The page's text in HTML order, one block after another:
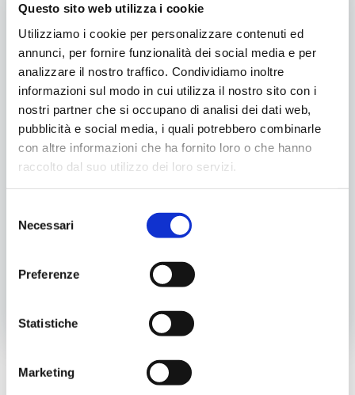
Questo sito web utilizza i cookie
Utilizziamo i cookie per personalizzare contenuti ed
annunci, per fornire funzionalità dei social media e per
analizzare il nostro traffico. Condividiamo inoltre
informazioni sul modo in cui utilizza il nostro sito con i
nostri partner che si occupano di analisi dei dati web,
pubblicità e social media, i quali potrebbero combinarle
con altre informazioni che ha fornito loro o che hanno
raccolto dal suo utilizzo dei loro servizi.
delNecessari
Preferenze
Statistiche
Marketing
presenti alla 75. Mostra Internazionale d’Arte
Cinematografica di Venezia con una
proiezione speciale della web serie “Corallo”
nello spazio espositivo della Regione Veneto
presso l’Hotel Excelsior del Lido.
Condividilo
Tags: Proiezione
Post
navigation
Precedente Post